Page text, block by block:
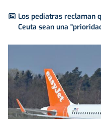
Los pediatras reclaman
Ceuta sean una